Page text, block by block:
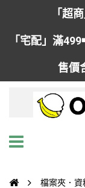
「超
「宅配」滿
售價
檔案夾．資